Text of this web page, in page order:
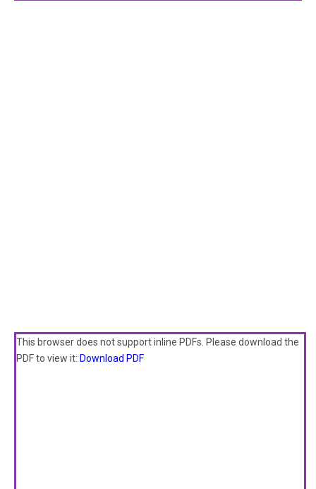
This browser does not support inline PDFs. Please download the
PDF to view it: Download PDF